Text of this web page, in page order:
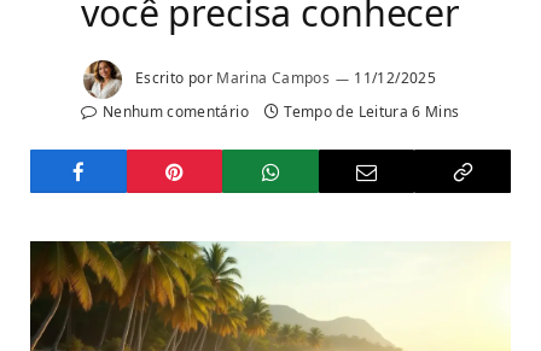
você precisa conhecer
Escrito por Marina Campos
11/12/2025
Nenhum comentário
Tempo de Leitura 6 Mins